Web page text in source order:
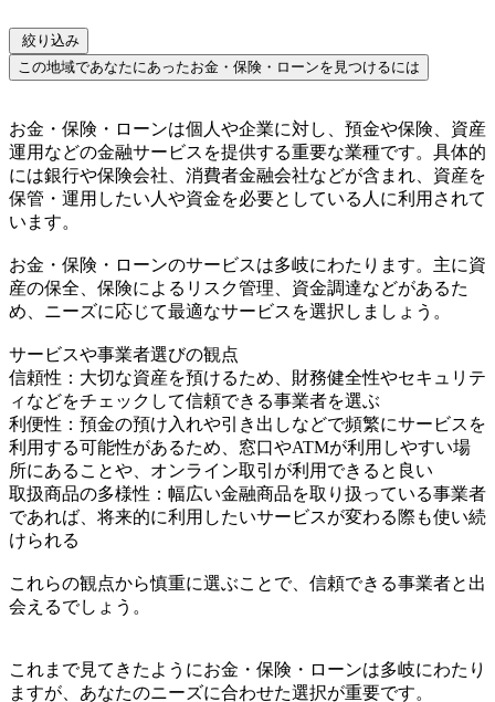
絞り込み
この地域であなたにあったお金・保険・ローンを見つけるには
お金・保険・ローンは個人や企業に対し、預金や保険、資産
運用などの金融サービスを提供する重要な業種です。具体的
には銀行や保険会社、消費者金融会社などが含まれ、資産を
保管・運用したい人や資金を必要としている人に利用されて
います。
お金・保険・ローンのサービスは多岐にわたります。主に資
産の保全、保険によるリスク管理、資金調達などがあるた
め、ニーズに応じて最適なサービスを選択しましょう。
サービスや事業者選びの観点
信頼性：大切な資産を預けるため、財務健全性やセキュリテ
ィなどをチェックして信頼できる事業者を選ぶ
利便性：預金の預け入れや引き出しなどで頻繁にサービスを
利用する可能性があるため、窓口やATMが利用しやすい場
所にあることや、オンライン取引が利用できると良い
取扱商品の多様性：幅広い金融商品を取り扱っている事業者
であれば、将来的に利用したいサービスが変わる際も使い続
けられる
これらの観点から慎重に選ぶことで、信頼できる事業者と出
会えるでしょう。
これまで見てきたようにお金・保険・ローンは多岐にわたり
ますが、あなたのニーズに合わせた選択が重要です。